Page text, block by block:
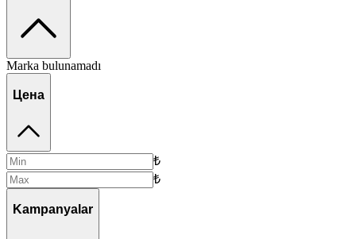
Marka bulunamadı
Цена
₺
₺
Kampanyalar